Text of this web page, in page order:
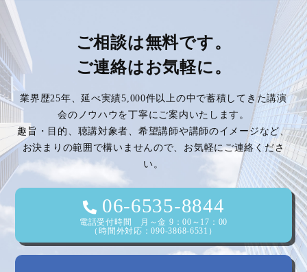
ナ
ビ
ゲ
ー
シ
ョ
ン
ご相談は無料です。
ご連絡はお気軽に。
業界歴25年、延べ実績5,000件以上の中で蓄積してきた講演
会のノウハウを丁寧にご案内いたします。
趣旨・目的、聴講対象者、希望講師や講師のイメージなど、
お決まりの範囲で構いませんので、お気軽にご連絡くださ
い。
06-6535-8844
電話受付時間 月～金 9：00～17：00
（時間外対応：090-3868-6531）